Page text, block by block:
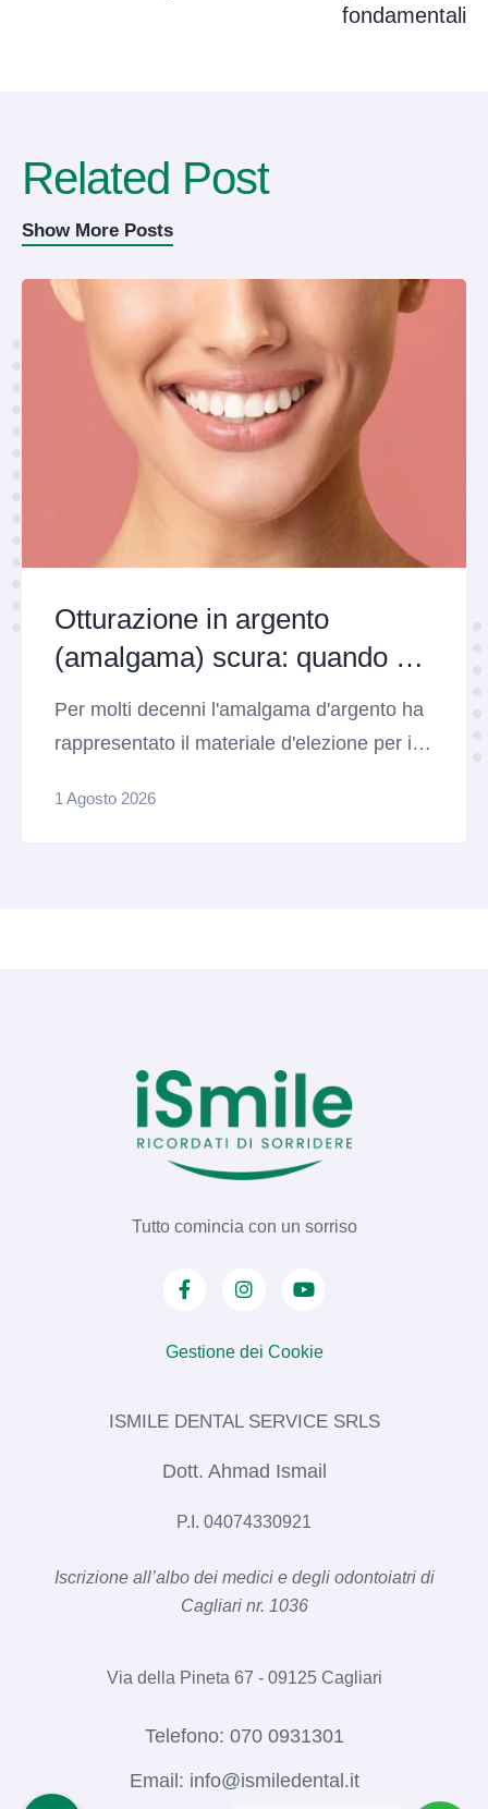
fondamentali
Related Post
Show More Posts
Otturazione in argento
(amalgama) scura: quando e
perché sostituirla
Per molti decenni l'amalgama d'argento ha
rappresentato il materiale d'elezione per il
Caratterizzate da tantissima resistenza
1 Agosto 2026
Tutto comincia con un sorriso
Gestione dei Cookie
ISMILE DENTAL SERVICE SRLS​
Dott. Ahmad Ismail
P.I. 04074330921
Iscrizione all’albo dei medici e degli odontoiatri di
Cagliari nr. 1036​
Via della Pineta 67 - 09125 Cagliari
Telefono: 070 0931301
Email: info@ismiledental.it